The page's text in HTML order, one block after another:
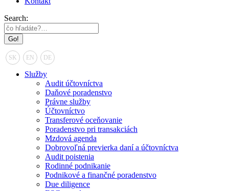
Search:
SK EN DE
Služby
Audit účtovníctva
Daňové poradenstvo
Právne služby
Účtovníctvo
Transferové oceňovanie
Poradenstvo pri transakciách
Mzdová agenda
Dobrovoľná previerka daní a účtovníctva
Audit poistenia
Rodinné podnikanie
Podnikové a finančné poradenstvo
Due diligence